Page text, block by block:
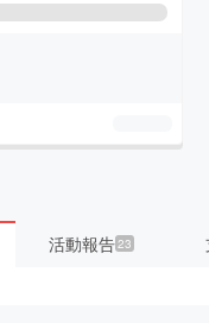
活動報告23